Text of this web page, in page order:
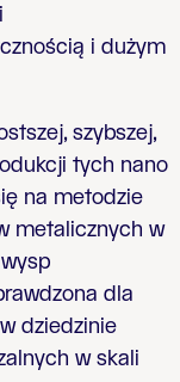
i dużym
szybszej,
tych nano
na metodzie
metalicznych w
dla
dziedzinie
w skali